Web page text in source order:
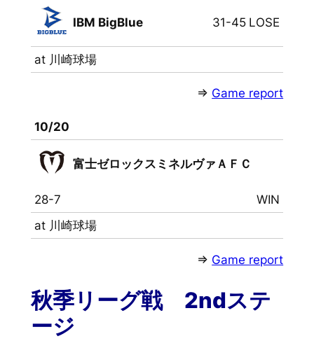
IBM BigBlue 31-45 LOSE
at 川崎球場
⇒ Game report
10/20
富士ゼロックスミネルヴァＡＦＣ
28-7
WIN
at 川崎球場
⇒ Game report
秋季リーグ戦 2ndステ
ージ